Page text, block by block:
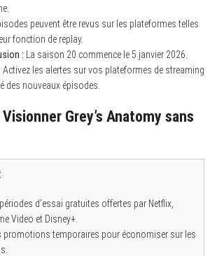
peuvent être revus sur les plateformes telles
fonction de replay.
: La saison 20 commence le 5 janvier 2026.
Activez les alertes sur vos plateformes de streaming
des nouveaux épisodes.
Grey’s Anatomy sans
d’essai gratuites offertes par Netflix,
Video et Disney+.
promotions temporaires pour économiser sur les